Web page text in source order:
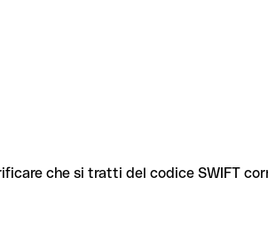
che si tratti del codice SWIFT